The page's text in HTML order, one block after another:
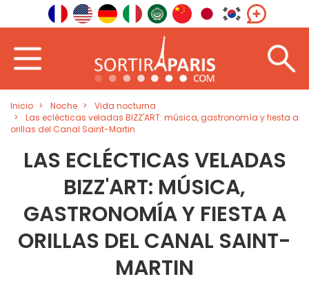
Inicio Noche
Vida nocturna
Las eclécticas veladas BIZZ'ART: música, gastronomía y fiesta a
orillas del Canal Saint-Martin
LAS ECLÉCTICAS VELADAS
BIZZ'ART: MÚSICA,
GASTRONOMÍA Y FIESTA A
ORILLAS DEL CANAL SAINT-
MARTIN